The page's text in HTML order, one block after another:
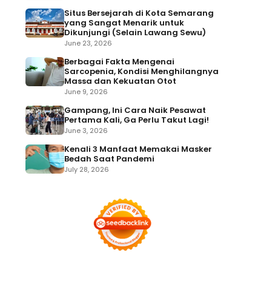
Situs Bersejarah di Kota Semarang
yang Sangat Menarik untuk
Dikunjungi (Selain Lawang Sewu)
June 23, 2026
Berbagai Fakta Mengenai
Sarcopenia, Kondisi Menghilangnya
Massa dan Kekuatan Otot
June 9, 2026
Gampang, Ini Cara Naik Pesawat
Pertama Kali, Ga Perlu Takut Lagi!
June 3, 2026
Kenali 3 Manfaat Memakai Masker
Bedah Saat Pandemi
July 28, 2026